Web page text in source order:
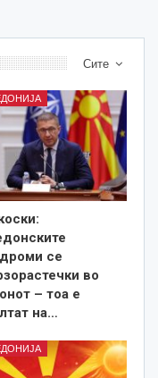
Сите
се
во
– тоа е
на…